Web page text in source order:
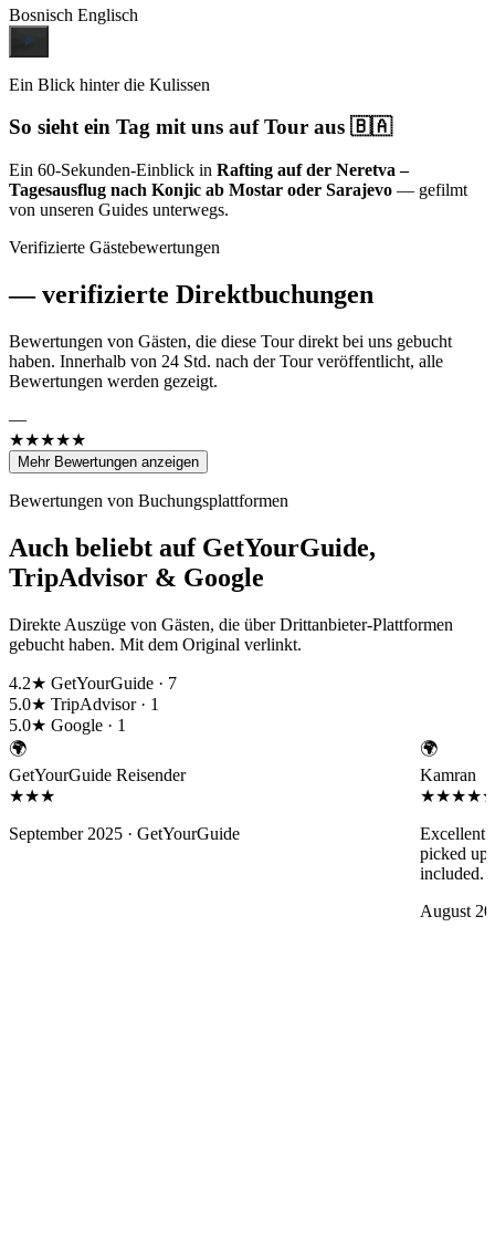
Bosnisch Englisch
Ein Blick hinter die Kulissen
So sieht ein Tag mit uns auf Tour aus 🇧🇦
Ein 60-Sekunden-Einblick in Rafting auf der Neretva –
Tagesausflug nach Konjic ab Mostar oder Sarajevo — gefilmt
von unseren Guides unterwegs.
Verifizierte Gästebewertungen
—verifizierte Direktbuchungen
Bewertungen von Gästen, die diese Tour direkt bei uns gebucht
haben. Innerhalb von 24 Std. nach der Tour veröffentlicht, alle
Bewertungen werden gezeigt.
—
★★★★★
Mehr Bewertungen anzeigen
Bewertungen von Buchungsplattformen
Auch beliebt auf GetYourGuide,
TripAdvisor & Google
Direkte Auszüge von Gästen, die über Drittanbieter-Plattformen
gebucht haben. Mit dem Original verlinkt.
4.2★ GetYourGuide · 7
5.0★ TripAdvisor · 1
5.0★ Google · 1
🌍
GetYourGuide Reisender
★★★
September 2025 · GetYourGuide
🌍
Kamran
Excellent
picked up
included.
August